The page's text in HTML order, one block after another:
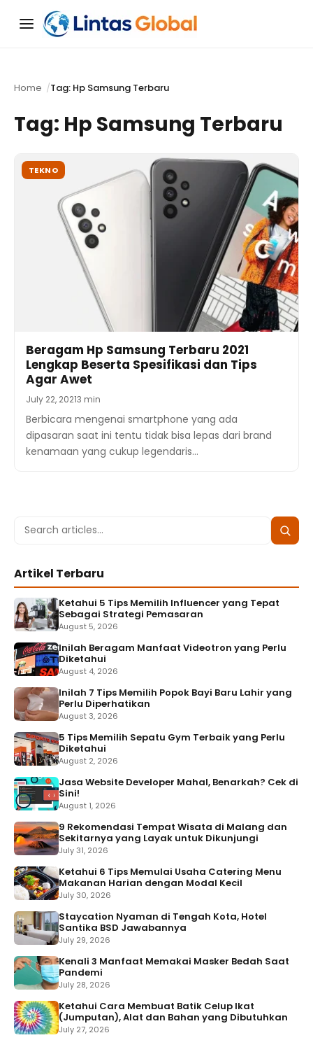
Menu
Home Tag: Hp Samsung Terbaru
Tag: Hp Samsung Terbaru
TEKNO
Beragam Hp Samsung Terbaru 2021
Lengkap Beserta Spesifikasi dan Tips
Agar Awet
July 22, 20213 min
Berbicara mengenai smartphone yang ada
dipasaran saat ini tentu tidak bisa lepas dari brand
kenamaan yang cukup legendaris…
Search
Search
Artikel Terbaru
Ketahui 5 Tips Memilih Influencer yang Tepat
Sebagai Strategi Pemasaran
August 5, 2026
Inilah Beragam Manfaat Videotron yang Perlu
Diketahui
August 4, 2026
Inilah 7 Tips Memilih Popok Bayi Baru Lahir yang
Perlu Diperhatikan
August 3, 2026
5 Tips Memilih Sepatu Gym Terbaik yang Perlu
Diketahui
August 2, 2026
Jasa Website Developer Mahal, Benarkah? Cek di
Sini!
August 1, 2026
9 Rekomendasi Tempat Wisata di Malang dan
Sekitarnya yang Layak untuk Dikunjungi
July 31, 2026
Ketahui 6 Tips Memulai Usaha Catering Menu
Makanan Harian dengan Modal Kecil
July 30, 2026
Staycation Nyaman di Tengah Kota, Hotel
Santika BSD Jawabannya
July 29, 2026
Kenali 3 Manfaat Memakai Masker Bedah Saat
Pandemi
July 28, 2026
Ketahui Cara Membuat Batik Celup Ikat
(Jumputan), Alat dan Bahan yang Dibutuhkan
July 27, 2026